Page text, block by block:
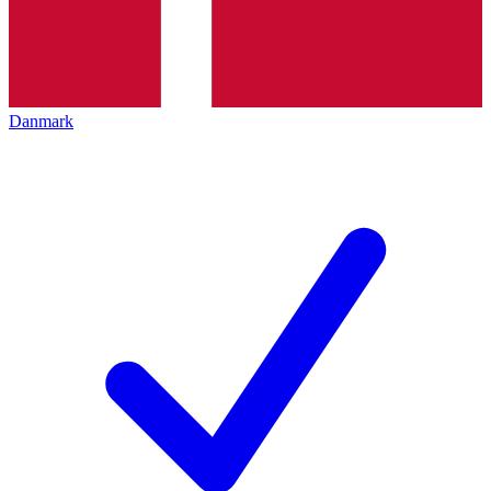
Danmark